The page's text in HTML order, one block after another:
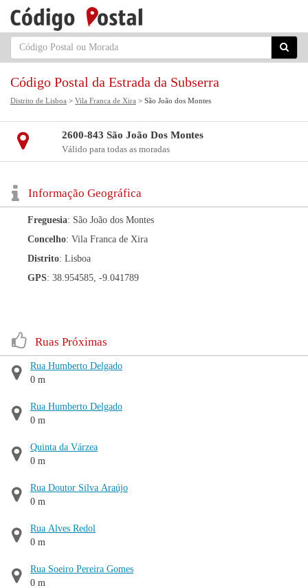
Código Postal da Estrada da Subserra
Distrito de Lisboa > Vila Franca de Xira > São João dos Montes
2600-843 São João Dos Montes
Válido para todas as moradas
Informação Geográfica
Freguesia: São João dos Montes
Concelho: Vila Franca de Xira
Distrito: Lisboa
GPS: 38.954585, -9.041789
Ruas Próximas
Rua Humberto Delgado
0 m
Rua Humberto Delgado
0 m
Quinta da Várzea
0 m
Rua Doutor Silva Araújo
0 m
Rua Alves Redol
0 m
Rua Soeiro Pereira Gomes
0 m